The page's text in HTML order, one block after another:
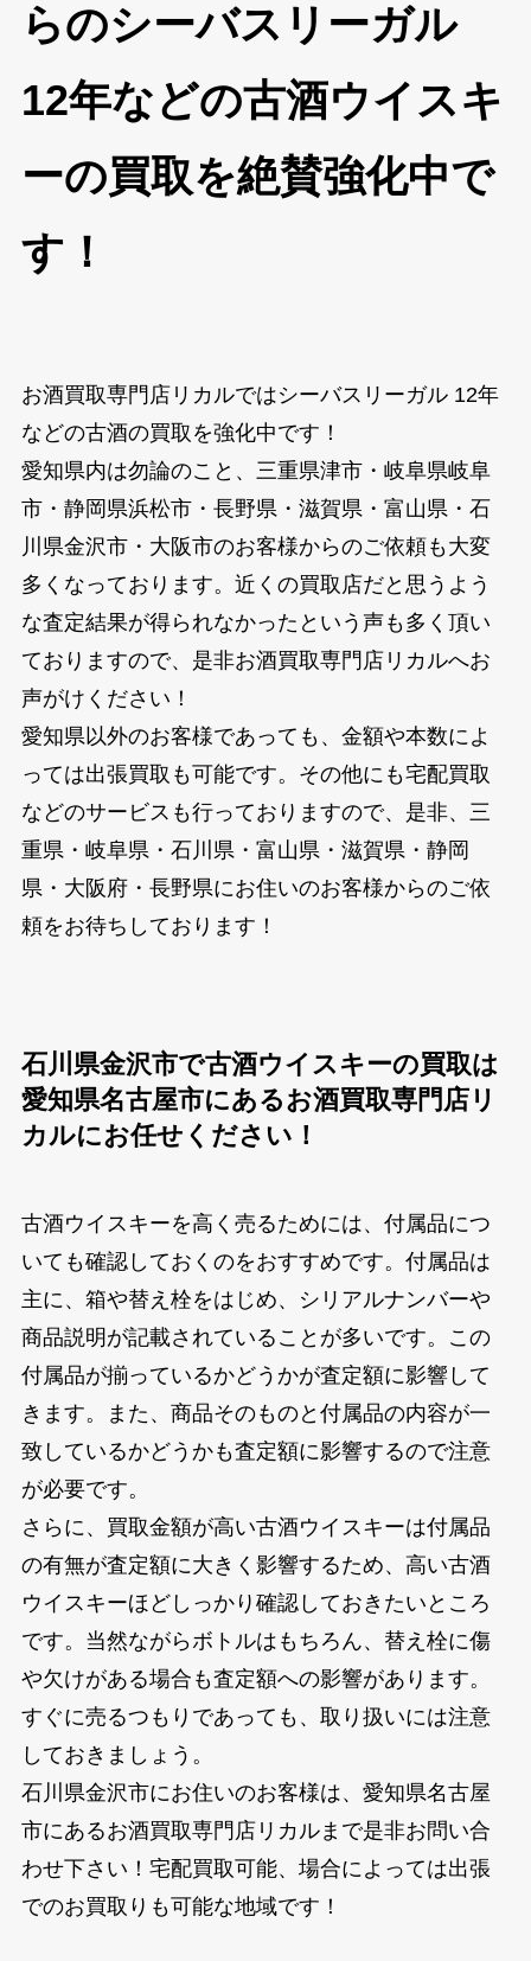
らのシーバスリーガル
12年などの古酒ウイスキ
ーの買取を絶賛強化中で
す！
お酒買取専門店リカルではシーバスリーガル 12年
などの古酒の買取を強化中です！
愛知県内は勿論のこと、三重県津市・岐阜県岐阜
市・静岡県浜松市・長野県・滋賀県・富山県・石
川県金沢市・大阪市のお客様からのご依頼も大変
多くなっております。近くの買取店だと思うよう
な査定結果が得られなかったという声も多く頂い
ておりますので、是非お酒買取専門店リカルへお
声がけください！
愛知県以外のお客様であっても、金額や本数によ
っては出張買取も可能です。その他にも宅配買取
などのサービスも行っておりますので、是非、三
重県・岐阜県・石川県・富山県・滋賀県・静岡
県・大阪府・長野県にお住いのお客様からのご依
頼をお待ちしております！
石川県金沢市で古酒ウイスキーの買取は
愛知県名古屋市にあるお酒買取専門店リ
カルにお任せください！
古酒ウイスキーを高く売るためには、付属品につ
いても確認しておくのをおすすめです。付属品は
主に、箱や替え栓をはじめ、シリアルナンバーや
商品説明が記載されていることが多いです。この
付属品が揃っているかどうかが査定額に影響して
きます。また、商品そのものと付属品の内容が一
致しているかどうかも査定額に影響するので注意
が必要です。
さらに、買取金額が高い古酒ウイスキーは付属品
の有無が査定額に大きく影響するため、高い古酒
ウイスキーほどしっかり確認しておきたいところ
です。当然ながらボトルはもちろん、替え栓に傷
や欠けがある場合も査定額への影響があります。
すぐに売るつもりであっても、取り扱いには注意
しておきましょう。
石川県金沢市にお住いのお客様は、愛知県名古屋
市にあるお酒買取専門店リカルまで是非お問い合
わせ下さい！宅配買取可能、場合によっては出張
でのお買取りも可能な地域です！